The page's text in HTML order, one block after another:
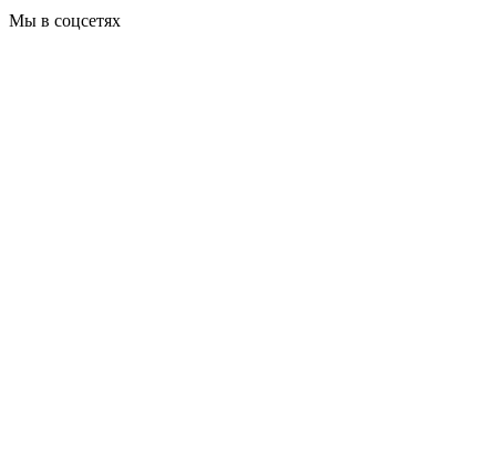
Мы в соцсетях